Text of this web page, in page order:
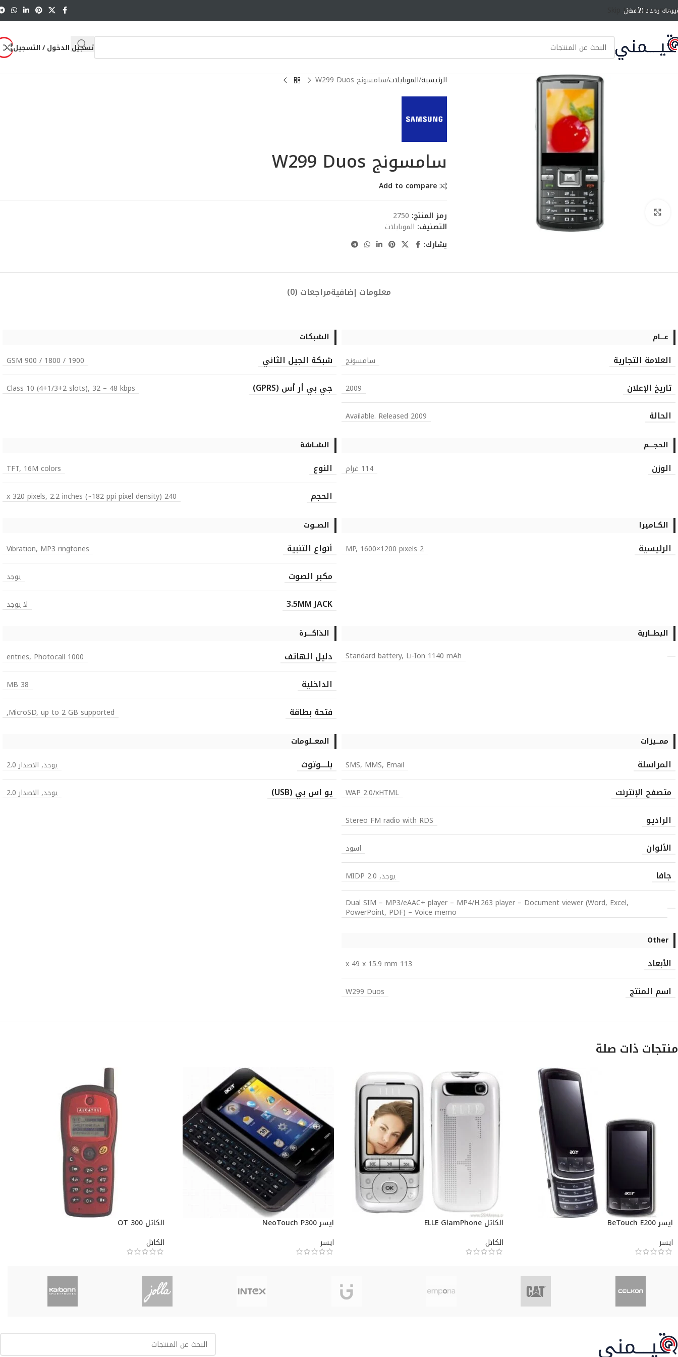
Skip to main content
يحدد الأفضل
تسجيل الدخول / التسجيل
الرئيسية الموبايلات سامسونج W299 Duos
سامسونج W299 Duos
Add to compare
رمز المنتج: 2750
التصنيف: الموبايلات
يشارك:
معلومات إضافيةمراجعات (0)
عــــام
العلامة التجارية سامسونج
تاريخ الإعلان 2009
الحالة Available. Released 2009
الشبكات
شبكة الجيل الثاني GSM 900 / 1800 / 1900
جي بي أر أس (GPRS) Class 10 (4+1/3+2 slots), 32 – 48 kbps
الحجـــــم
الوزن 114 غرام
الشــاشة
النوع TFT, 16M colors
الحجم 240 x 320 pixels, 2.2 inches (~182 ppi pixel density)
الكــاميرا
الرئيسية 2 MP, 1600×1200 pixels
الصـــوت
أنواع التنبية Vibration, MP3 ringtones
مكبر الصوت يوجد
3.5MM JACK لا يوجد
البطـــارية
Standard battery, Li-Ion 1140 mAh
الذاكـــــرة
دليل الهاتف 1000 entries, Photocall
الداخلية 38 MB
فتحة بطاقة MicroSD, up to 2 GB supported,
ممـــيزات
المراسلة SMS, MMS, Email
متصفح الإنترنت WAP 2.0/xHTML
الراديو Stereo FM radio with RDS
الألوان اسود
جافا
يوجد, MIDP 2.0
Dual SIM – MP3/eAAC+ player – MP4/H.263 player – Document viewer (Word, Excel,
PowerPoint, PDF) – Voice memo
المعـــلومات
بلــــوتوث يوجد, الاصدار 2.0
يو اس بي (USB) يوجد, الاصدار 2.0
Other
الأبعاد 113 x 49 x 15.9 mm
اسم المنتج W299 Duos
منتجات ذات صلة
ايسر BeTouch E200
ايسر
الكاتل ELLE GlamPhone
الكاتل
ايسر NeoTouch P300
ايسر
الكاتل OT 300
الكاتل